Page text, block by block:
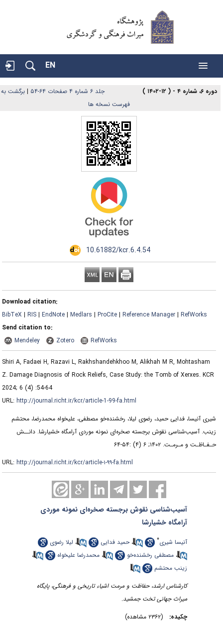
EN
دوره ۶، شماره ۴ - ( ۱۲-۱۴۰۲ ) جلد ۶ شماره ۴ صفحات ۶۴-۵۴ | برگشت به
فهرست نسخه ها
‎ 10.61882/kcr.6.4.54
Download citation:
BibTeX |RIS |EndNote |Medlars |ProCite |Reference Manager |RefWorks
Send citation to:
Mendeley
Zotero RefWorks
Shiri A, Fadaei H, Razavi L, Rakhshandehkhoo M, Alikhah M R, Mohtasham
Z. Damage Diagnosis of Rock Reliefs, Case Study: the Tomb of Xerxes. KCR
2024; 6 (4) :54-64
URL:http://journal.richt.ir/kcr/article-1-99-fa.html
شیری آنیسا، فدایی حمید، رضوی لیلا، رخشنده‌خو مصطفی، علیخواه محمدرضا، محتشم
زینب. آسیب‌شناسی نقوش برجسته صخره‌ای نمونه موردی آرامگاه خشیارشا. دانــش
حـفـاظـت و مـرمـت. ۱۴۰۲; ۶ (۴) :۵۴-۶۴
URL:http://journal.richt.ir/kcr/article-۱-۹۹-fa.html
آسیب‌شناسی نقوش برجسته صخره‌ای نمونه موردی
آرامگاه خشیارشا
آنیسا شیری ،حمید فدایی ،لیلا رضوی
،مصطفی رخشنده‌خو ،محمدرضا علیخواه
،
زینب محتشم
کارشناس ارشد، حفاظت و مرمت اشیاء تاریخی و فرهنگی، پایگاه
میراث جهانی تخت جمشید.
چکیده: